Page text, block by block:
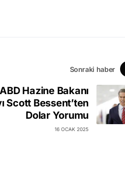
Sonraki haber
ABD Hazine Bakanı
Scott Bessent’ten
Dolar Yorumu
16 OCAK 2025